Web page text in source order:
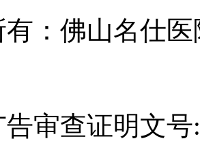
有：佛山名仕
告审查证明文